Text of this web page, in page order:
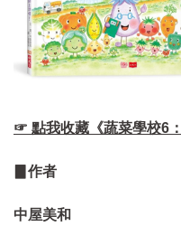
☞ 點我收藏《蔬菜學校6
▊作者
中屋美和